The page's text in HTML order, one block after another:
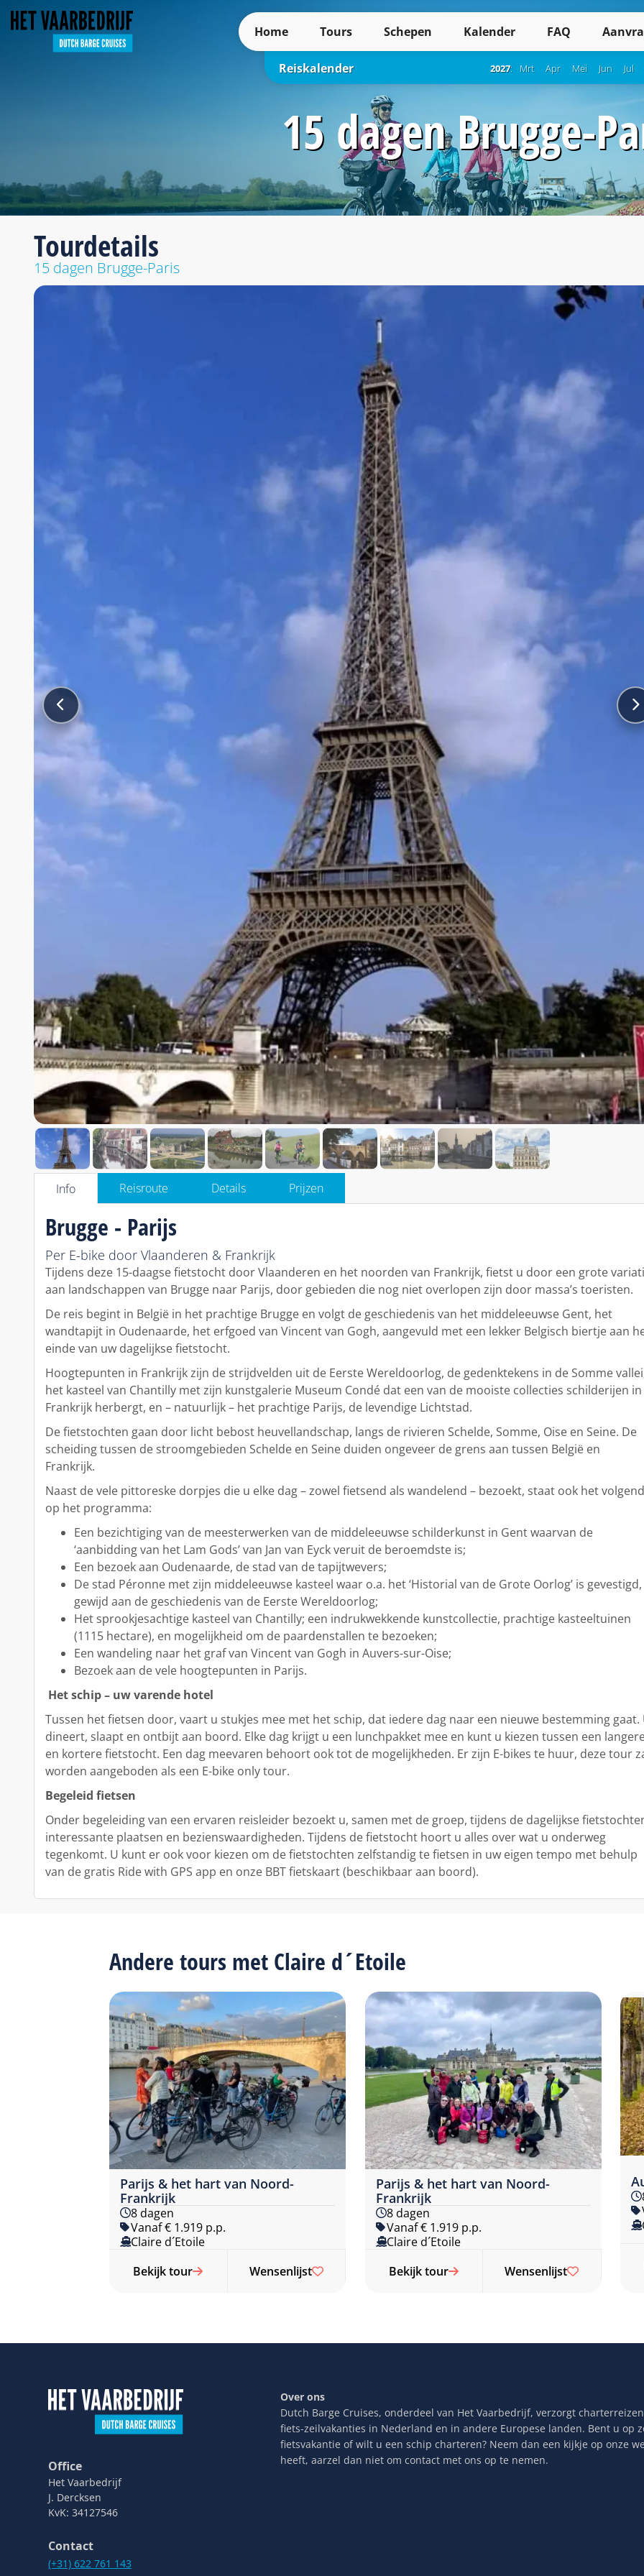
Reiskalender 2027: Mrt Apr Mei Jun Jul
Home Tours Schepen Kalender FAQ
15 dagen Brugge-
Tourdetails
15 dagen Brugge-Paris
Info Reisroute Details Prijzen
Brugge - Parijs
Per E-bike door Vlaanderen & Frankrijk
Tijdens deze 15-daagse fietstocht door Vlaanderen en het noorden van Frankrijk, fietst u door een grote
aan landschappen van Brugge naar Parijs, door gebieden die nog niet overlopen zijn door massa’s toeristen.
De reis begint in België in het prachtige Brugge en volgt de geschiedenis van het middeleeuwse Gent, het
wandtapijt in Oudenaarde, het erfgoed van Vincent van Gogh, aangevuld met een lekker Belgisch biertje aan
einde van uw dagelijkse fietstocht.
Hoogtepunten in Frankrijk zijn de strijdvelden uit de Eerste Wereldoorlog, de gedenktekens in de Somme
het kasteel van Chantilly met zijn kunstgalerie Museum Condé dat een van de mooiste collecties schilderijen in
Frankrijk herbergt, en – natuurlijk – het prachtige Parijs, de levendige Lichtstad.
De fietstochten gaan door licht bebost heuvellandschap, langs de rivieren Schelde, Somme, Oise en Seine. De
scheiding tussen de stroomgebieden Schelde en Seine duiden ongeveer de grens aan tussen België en
Frankrijk.
Naast de vele pittoreske dorpjes die u elke dag – zowel fietsend als wandelend – bezoekt, staat ook het
op het programma:
Een bezichtiging van de meesterwerken van de middeleeuwse schilderkunst in Gent waarvan de
‘aanbidding van het Lam Gods’ van Jan van Eyck veruit de beroemdste is;
Een bezoek aan Oudenaarde, de stad van de tapijtwevers;
De stad Péronne met zijn middeleeuwse kasteel waar o.a. het ‘Historial van de Grote Oorlog’ is gevestigd,
gewijd aan de geschiedenis van de Eerste Wereldoorlog;
Het sprookjesachtige kasteel van Chantilly; een indrukwekkende kunstcollectie, prachtige kasteeltuinen
(1115 hectare), en mogelijkheid om de paardenstallen te bezoeken;
Een wandeling naar het graf van Vincent van Gogh in Auvers-sur-Oise;
Bezoek aan de vele hoogtepunten in Parijs.
Het schip – uw varende hotel
Tussen het fietsen door, vaart u stukjes mee met het schip, dat iedere dag naar een nieuwe bestemming gaat.
dineert, slaapt en ontbijt aan boord. Elke dag krijgt u een lunchpakket mee en kunt u kiezen tussen een
en kortere fietstocht. Een dag meevaren behoort ook tot de mogelijkheden. Er zijn E-bikes te huur, deze tour
worden aangeboden als een E-bike only tour.
Begeleid fietsen
Onder begeleiding van een ervaren reisleider bezoekt u, samen met de groep, tijdens de dagelijkse
interessante plaatsen en bezienswaardigheden. Tijdens de fietstocht hoort u alles over wat u onderweg
tegenkomt. U kunt er ook voor kiezen om de fietstochten zelfstandig te fietsen in uw eigen tempo met behulp
van de gratis Ride with GPS app en onze BBT fietskaart (beschikbaar aan boord).
Andere tours met Claire d´Etoile
Parijs & het hart van Noord-
Frankrijk
8 dagen
Vanaf € 1.919 p.p.
Claire d´Etoile
Bekijk tour
Wensenlijst
Parijs & het hart van Noord-
Frankrijk
8 dagen
Vanaf € 1.919 p.p.
Claire d´Etoile
Bekijk tour
Wensenlijst
Office
Het Vaarbedrijf
J. Dercksen
KvK: 34127546
Contact
(+31) 622 761 143
Over ons
Dutch Barge Cruises, onderdeel van Het Vaarbedrijf, verzorgt
fiets-zeilvakanties in Nederland en in andere Europese landen. Bent u op
fietsvakantie of wilt u een schip charteren? Neem dan een kijkje op onze
heeft, aarzel dan niet om contact met ons op te nemen.